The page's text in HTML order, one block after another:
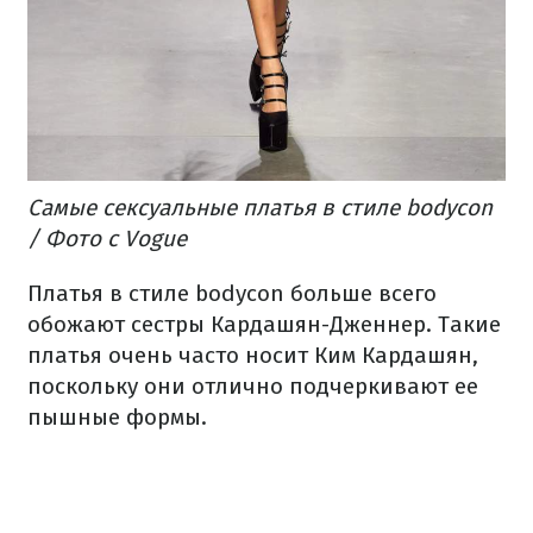
Самые сексуальные платья в стиле bodycon
/ Фото с Vogue
Платья в стиле bodycon больше всего
обожают сестры Кардашян-Дженнер. Такие
платья очень часто носит Ким Кардашян,
поскольку они отлично подчеркивают ее
пышные формы.